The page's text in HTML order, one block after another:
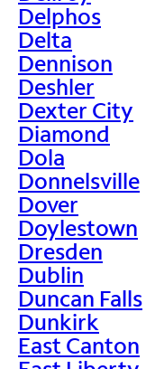
Delphos
Delta
Dennison
Deshler
Dexter City
Diamond
Dola
Donnelsville
Dover
Doylestown
Dresden
Dublin
Duncan Falls
Dunkirk
East Canton